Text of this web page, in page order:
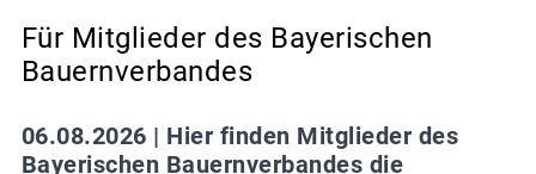
Für Mitglieder des Bayerischen
Bauernverbandes
06.08.2026 | Hier finden Mitglieder des
Bayerischen Bauernverbandes die